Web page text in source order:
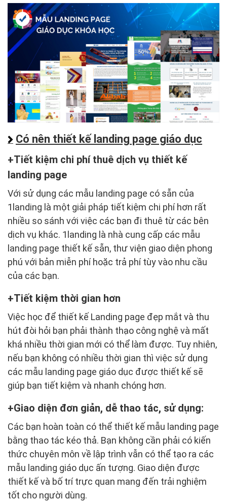
Có nên thiết kế landing page giáo dục
Tiết kiệm chi phí thuê dịch vụ thiết kế
landing page
Với sử dụng các mẫu landing page có sẵn của
1landing là một giải pháp tiết kiệm chi phí hơn rất
nhiều so sánh với việc các bạn đi thuê từ các bên
dịch vụ khác. 1landing là nhà cung cấp các mẫu
landing page thiết kế sẵn, thư viện giao diện phong
phú với bản miễn phí hoặc trả phí tùy vào nhu cầu
của các bạn.
Tiết kiệm thời gian hơn
Việc học để thiết kế Landing page đẹp mắt và thu
hút đòi hỏi bạn phải thành thạo công nghệ và mất
khá nhiều thời gian mới có thể làm được. Tuy nhiên,
nếu bạn không có nhiều thời gian thì việc sử dụng
các mẫu landing page giáo dục được thiết kế sẽ
giúp bạn tiết kiệm và nhanh chóng hơn.
Giao diện đơn giản, dễ thao tác, sử dụng:
Các bạn hoàn toàn có thể thiết kế mẫu landing page
bằng thao tác kéo thả. Bạn không cần phải có kiến
thức chuyên môn về lập trình vẫn có thể tạo ra các
mẫu landing giáo dục ấn tượng. Giao diện được
thiết kế và bố trí trực quan mang đến trải nghiệm
tốt cho người dùng.